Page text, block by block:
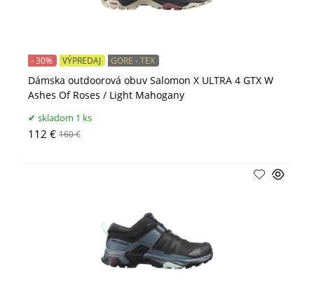
Dámska outdoorová obuv Salomon X ULTRA 4 GTX W
Ashes Of Roses / Light Mahogany
- 30% VÝPREDAJ GORE - TEX
skladom 1 ks
112 € 160 €